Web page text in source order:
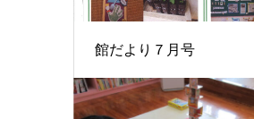
館だより７月号